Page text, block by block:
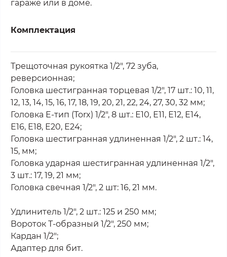
гараже или в доме.
Комплектация
Трещоточная рукоятка 1/2", 72 зуба,
реверсионная;
Головка шестигранная торцевая 1/2", 17 шт.: 10, 11,
12, 13, 14, 15, 16, 17, 18, 19, 20, 21, 22, 24, 27, 30, 32 мм;
Головка E-тип (Torx) 1/2", 8 шт.: Е10, Е11, Е12, Е14,
Е16, Е18, Е20, Е24;
Головка шестигранная удлиненная 1/2", 2 шт.: 14,
15, мм;
Головка ударная шестигранная удлиненная 1/2",
3 шт.: 17, 19, 21 мм;
Головка свечная 1/2", 2 шт: 16, 21 мм.
Удлинитель 1/2", 2 шт.: 125 и 250 мм;
Вороток Т-образный 1/2", 250 мм;
Кардан 1/2";
Адаптер для бит.